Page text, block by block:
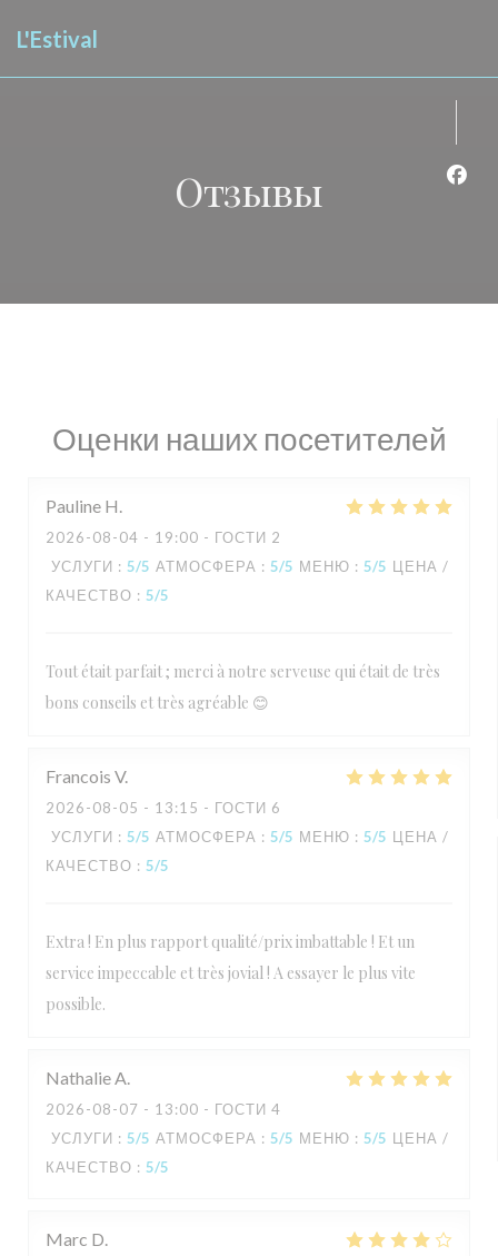
L'Estival
Отзывы
Оценки наших посетителей
Pauline H
2026-08-04 - 19:00 - ГОСТИ 2
УСЛУГИ : 5/5 АТМОСФЕРА : 5/5 МЕНЮ : 5/5 ЦЕНА /
КАЧЕСТВО : 5/5
Tout était parfait ; merci à notre serveuse qui était de très
bons conseils et très agréable 😊
Francois V
2026-08-05 - 13:15 - ГОСТИ 6
УСЛУГИ : 5/5 АТМОСФЕРА : 5/5 МЕНЮ : 5/5 ЦЕНА /
КАЧЕСТВО : 5/5
Extra ! En plus rapport qualité/prix imbattable ! Et un
service impeccable et très jovial ! A essayer le plus vite
possible.
NathalieA
2026-08-07 - 13:00 - ГОСТИ 4
УСЛУГИ : 5/5 АТМОСФЕРА : 5/5 МЕНЮ : 5/5 ЦЕНА /
КАЧЕСТВО : 5/5
Marc D